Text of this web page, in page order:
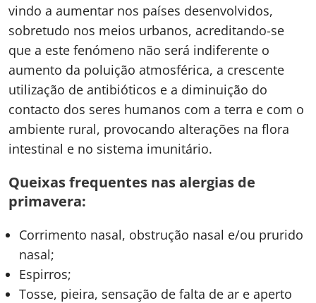
vindo a aumentar nos países desenvolvidos,
sobretudo nos meios urbanos, acreditando-se
que a este fenómeno não será indiferente o
aumento da poluição atmosférica, a crescente
utilização de antibióticos e a diminuição do
contacto dos seres humanos com a terra e com o
ambiente rural, provocando alterações na flora
intestinal e no sistema imunitário.
Queixas frequentes nas alergias de
primavera:
Corrimento nasal, obstrução nasal e/ou prurido
nasal;
Espirros;
Tosse, pieira, sensação de falta de ar e aperto